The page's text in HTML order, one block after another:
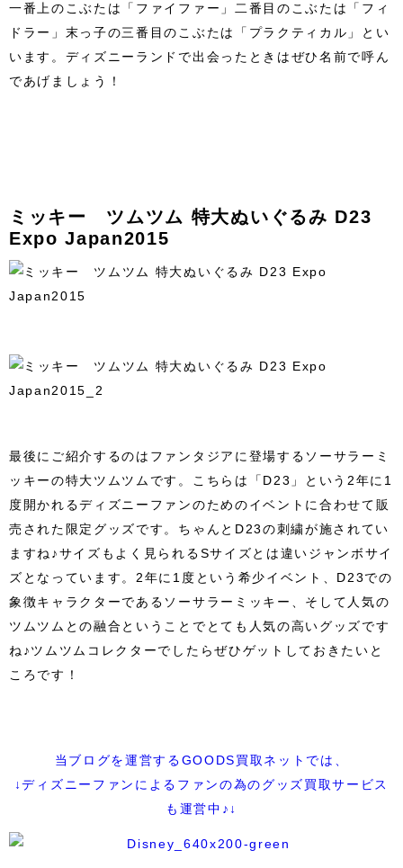
一番上のこぶたは「ファイファー」二番目のこぶたは「フィ
ドラー」末っ子の三番目のこぶたは「プラクティカル」とい
います。ディズニーランドで出会ったときはぜひ名前で呼ん
であげましょう！
ミッキー ツムツム 特大ぬいぐるみ D23
Expo Japan2015
最後にご紹介するのはファンタジアに登場するソーサラーミ
ッキーの特大ツムツムです。こちらは「D23」という2年に1
度開かれるディズニーファンのためのイベントに合わせて販
売された限定グッズです。ちゃんとD23の刺繍が施されてい
ますね♪サイズもよく見られるSサイズとは違いジャンボサイ
ズとなっています。2年に1度という希少イベント、D23での
象徴キャラクターであるソーサラーミッキー、そして人気の
ツムツムとの融合ということでとても人気の高いグッズです
ね♪ツムツムコレクターでしたらぜひゲットしておきたいと
ころです！
当ブログを運営するGOODS買取ネットでは、
↓ディズニーファンによるファンの為のグッズ買取サービス
も運営中♪↓